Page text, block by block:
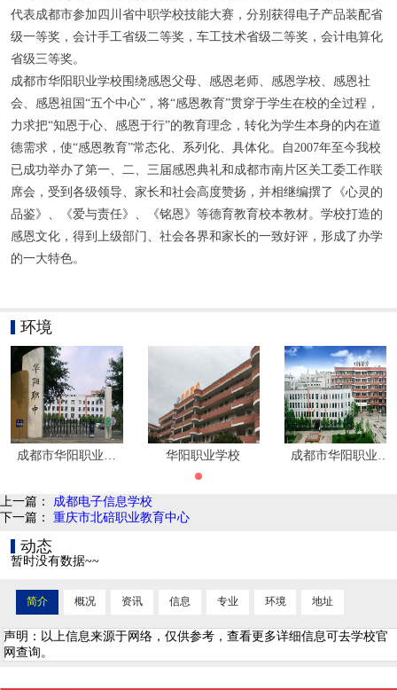
代表成都市参加四川省中职学校技能大赛，分别获得电子产品装配省
级一等奖，会计手工省级二等奖，车工技术省级二等奖，会计电算化
省级三等奖。
成都市华阳职业学校围绕感恩父母、感恩老师、感恩学校、感恩社
会、感恩祖国“五个中心”，将“感恩教育”贯穿于学生在校的全过程，
力求把“知恩于心、感恩于行”的教育理念，转化为学生本身的内在道
德需求，使“感恩教育”常态化、系列化、具体化。自2007年至今我校
已成功举办了第一、二、三届感恩典礼和成都市南片区关工委工作联
席会，受到各级领导、家长和社会高度赞扬，并相继编撰了《心灵的
品鉴》、《爱与责任》、《铭恩》等德育教育校本教材。学校打造的
感恩文化，得到上级部门、社会各界和家长的一致好评，形成了办学
的一大特色。
环境
成都市华阳职业学校环境 华阳职业学校 成都市华阳职业学
上一篇： 成都电子信息学校
下一篇： 重庆市北碚职业教育中心
动态
暂时没有数据~~
简介 概况 资讯 信息 专业 环境 地址
声明：以上信息来源于网络，仅供参考，查看更多详细信息可去学校官
网查询。